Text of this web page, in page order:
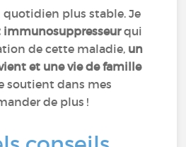
quotidien plus stable. Je
qui
de cette maladie, un
et une vie de famille
soutient dans mes
de plus !